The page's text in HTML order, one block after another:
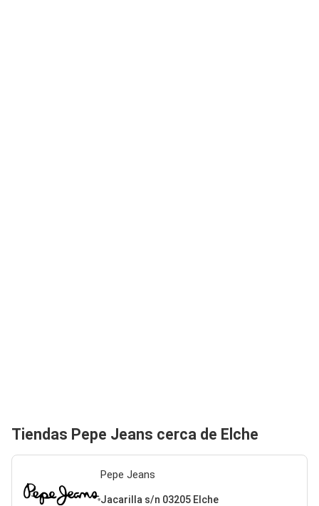
Tiendas Pepe Jeans cerca de Elche
Pepe Jeans
Jacarilla s/n 03205 Elche